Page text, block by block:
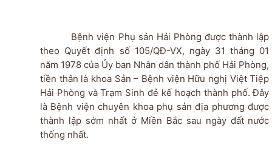
Bệnh viện Phụ sản Hải Phòng được thành lập
theo Quyết định số 105/QĐ-VX, ngày 31 tháng 01
năm 1978 của Ủy ban Nhân dân thành phố Hải Phòng,
tiền thân là khoa Sản – Bệnh viện Hữu nghị Việt Tiệp
Hải Phòng và Trạm Sinh đẻ kế hoạch thành phố. Đây
là Bệnh viện chuyên khoa phụ sản địa phương được
thành lập sớm nhất ở Miền Bắc sau ngày đất nước
thống nhất.